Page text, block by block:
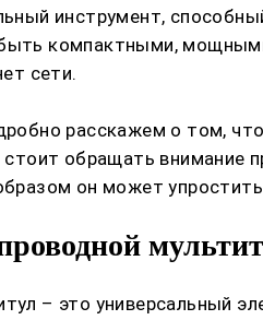
инструмент,
компактными, мощными
сети.
расскажем о том,
обращать внимание
он может
– это универсальный